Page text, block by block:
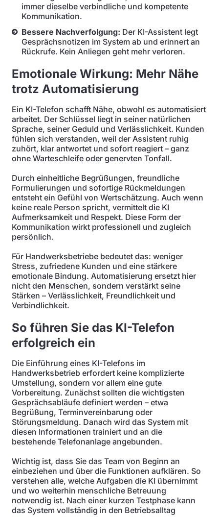
immer dieselbe verbindliche und kompetente
Kommunikation.
Bessere Nachverfolgung: Der KI-Assistent legt
Gesprächsnotizen im System ab und erinnert an
Rückrufe. Kein Anliegen geht mehr verloren.
Emotionale Wirkung: Mehr Nähe
trotz Automatisierung
Ein KI-Telefon schafft Nähe, obwohl es automatisiert
arbeitet. Der Schlüssel liegt in seiner natürlichen
Sprache, seiner Geduld und Verlässlichkeit. Kunden
fühlen sich verstanden, weil der Assistent ruhig
zuhört, klar antwortet und sofort reagiert – ganz
ohne Warteschleife oder genervten Tonfall.
Durch einheitliche Begrüßungen, freundliche
Formulierungen und sofortige Rückmeldungen
entsteht ein Gefühl von Wertschätzung. Auch wenn
keine reale Person spricht, vermittelt die KI
Aufmerksamkeit und Respekt. Diese Form der
Kommunikation wirkt professionell und zugleich
persönlich.
Für Handwerksbetriebe bedeutet das: weniger
Stress, zufriedene Kunden und eine stärkere
emotionale Bindung. Automatisierung ersetzt hier
nicht den Menschen, sondern verstärkt seine
Stärken – Verlässlichkeit, Freundlichkeit und
Verbindlichkeit.
So führen Sie das KI-Telefon
erfolgreich ein
Die Einführung eines KI-Telefons im
Handwerksbetrieb erfordert keine komplizierte
Umstellung, sondern vor allem eine gute
Vorbereitung. Zunächst sollten die wichtigsten
Gesprächsabläufe definiert werden – etwa
Begrüßung, Terminvereinbarung oder
Störungsmeldung. Danach wird das System mit
diesen Informationen trainiert und an die
bestehende Telefonanlage angebunden.
Wichtig ist, dass Sie das Team von Beginn an
einbeziehen und über die Funktionen aufklären. So
verstehen alle, welche Aufgaben die KI übernimmt
und wo weiterhin menschliche Betreuung
notwendig ist. Nach einer kurzen Testphase kann
das System vollständig in den Betriebsalltag